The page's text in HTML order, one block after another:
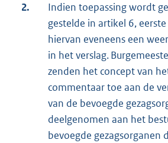
2.
Indien toepassing wordt
gestelde in artikel 6,
hiervan eveneens een
in het verslag.
zenden het concept van
commentaar toe aan de
van de bevoegde
deelgenomen aan het
bevoegde gezagsorganen